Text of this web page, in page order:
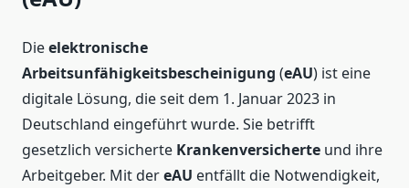
Dieelektronische
Arbeitsunfähigkeitsbescheinigung (eAU) ist eine
digitale Lösung, die seit dem 1. Januar 2023 in
Deutschland eingeführt wurde. Sie betrifft
gesetzlich versicherte Krankenversicherte und ihre
Arbeitgeber. Mit dereAU entfällt die Notwendigkeit,